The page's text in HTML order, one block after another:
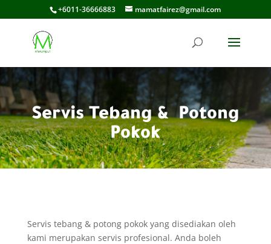
+6011-36666883 mamatfairez@gmail.com
Servis Tebang & Potong
Pokok
Servis tebang & potong pokok yang disediakan oleh
kami merupakan servis profesional. Anda boleh